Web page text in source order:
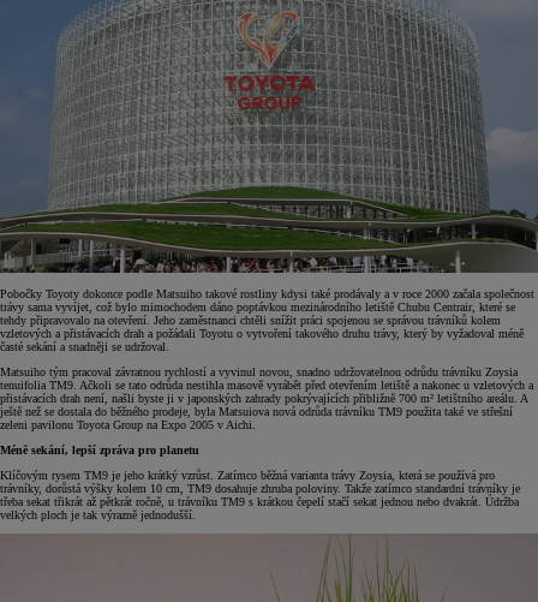
Pobočky Toyoty dokonce podle Matsuiho takové rostliny kdysi také prodávaly a v roce 2000 začala společnost
trávy sama vyvíjet, což bylo mimochodem dáno poptávkou mezinárodního letiště Chubu Centrair, které se
tehdy připravovalo na otevření. Jeho zaměstnanci chtěli snížit práci spojenou se správou trávníků kolem
vzletových a přistávacích drah a požádali Toyotu o vytvoření takového druhu trávy, který by vyžadoval méně
časté sekání a snadněji se udržoval.
Matsuiho tým pracoval závratnou rychlostí a vyvinul novou, snadno udržovatelnou odrůdu trávníku Zoysia
tenuifolia TM9. Ačkoli se tato odrůda nestihla masově vyrábět před otevřením letiště a nakonec u vzletových a
přistávacích drah není, našli byste ji v japonských zahrady pokrývajících přibližně 700 m² letištního areálu. A
ještě než se dostala do běžného prodeje, byla Matsuiova nová odrůda trávníku TM9 použita také ve střešní
zeleni pavilonu Toyota Group na Expo 2005 v Aichi.
Méně sekání, lepší zpráva pro planetu
Klíčovým rysem TM9 je jeho krátký vzrůst. Zatímco běžná varianta trávy Zoysia, která se používá pro
trávníky, dorůstá výšky kolem 10 cm, TM9 dosahuje zhruba poloviny. Takže zatímco standardní trávníky je
třeba sekat třikrát až pětkrát ročně, u trávníku TM9 s krátkou čepelí stačí sekat jednou nebo dvakrát. Údržba
velkých ploch je tak výrazně jednodušší.